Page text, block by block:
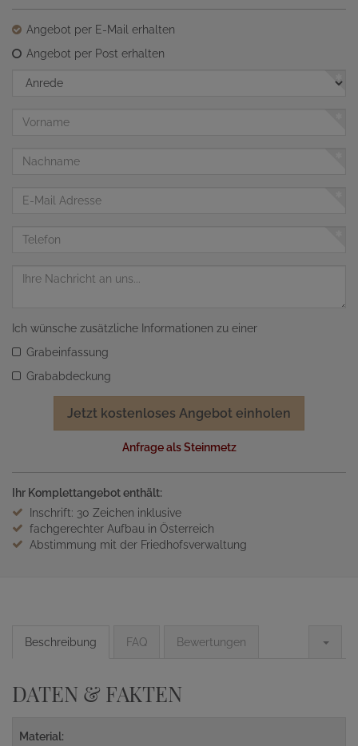
Angebot per E-Mail erhalten
Angebot per Post erhalten
Anrede
Vorname
Nachname
Telefon
Nachricht
Ich wünsche zusätzliche Informationen zu einer
Grabeinfassung
Grababdeckung
Jetzt kostenloses Angebot einholen
Anfrage als Steinmetz
Ihr Komplettangebot enthält:
Inschrift: 30 Zeichen inklusive
fachgerechter Aufbau in Österreich
Abstimmung mit der Friedhofsverwaltung
Beschreibung FAQ Bewertungen
DATEN & FAKTEN
Material: